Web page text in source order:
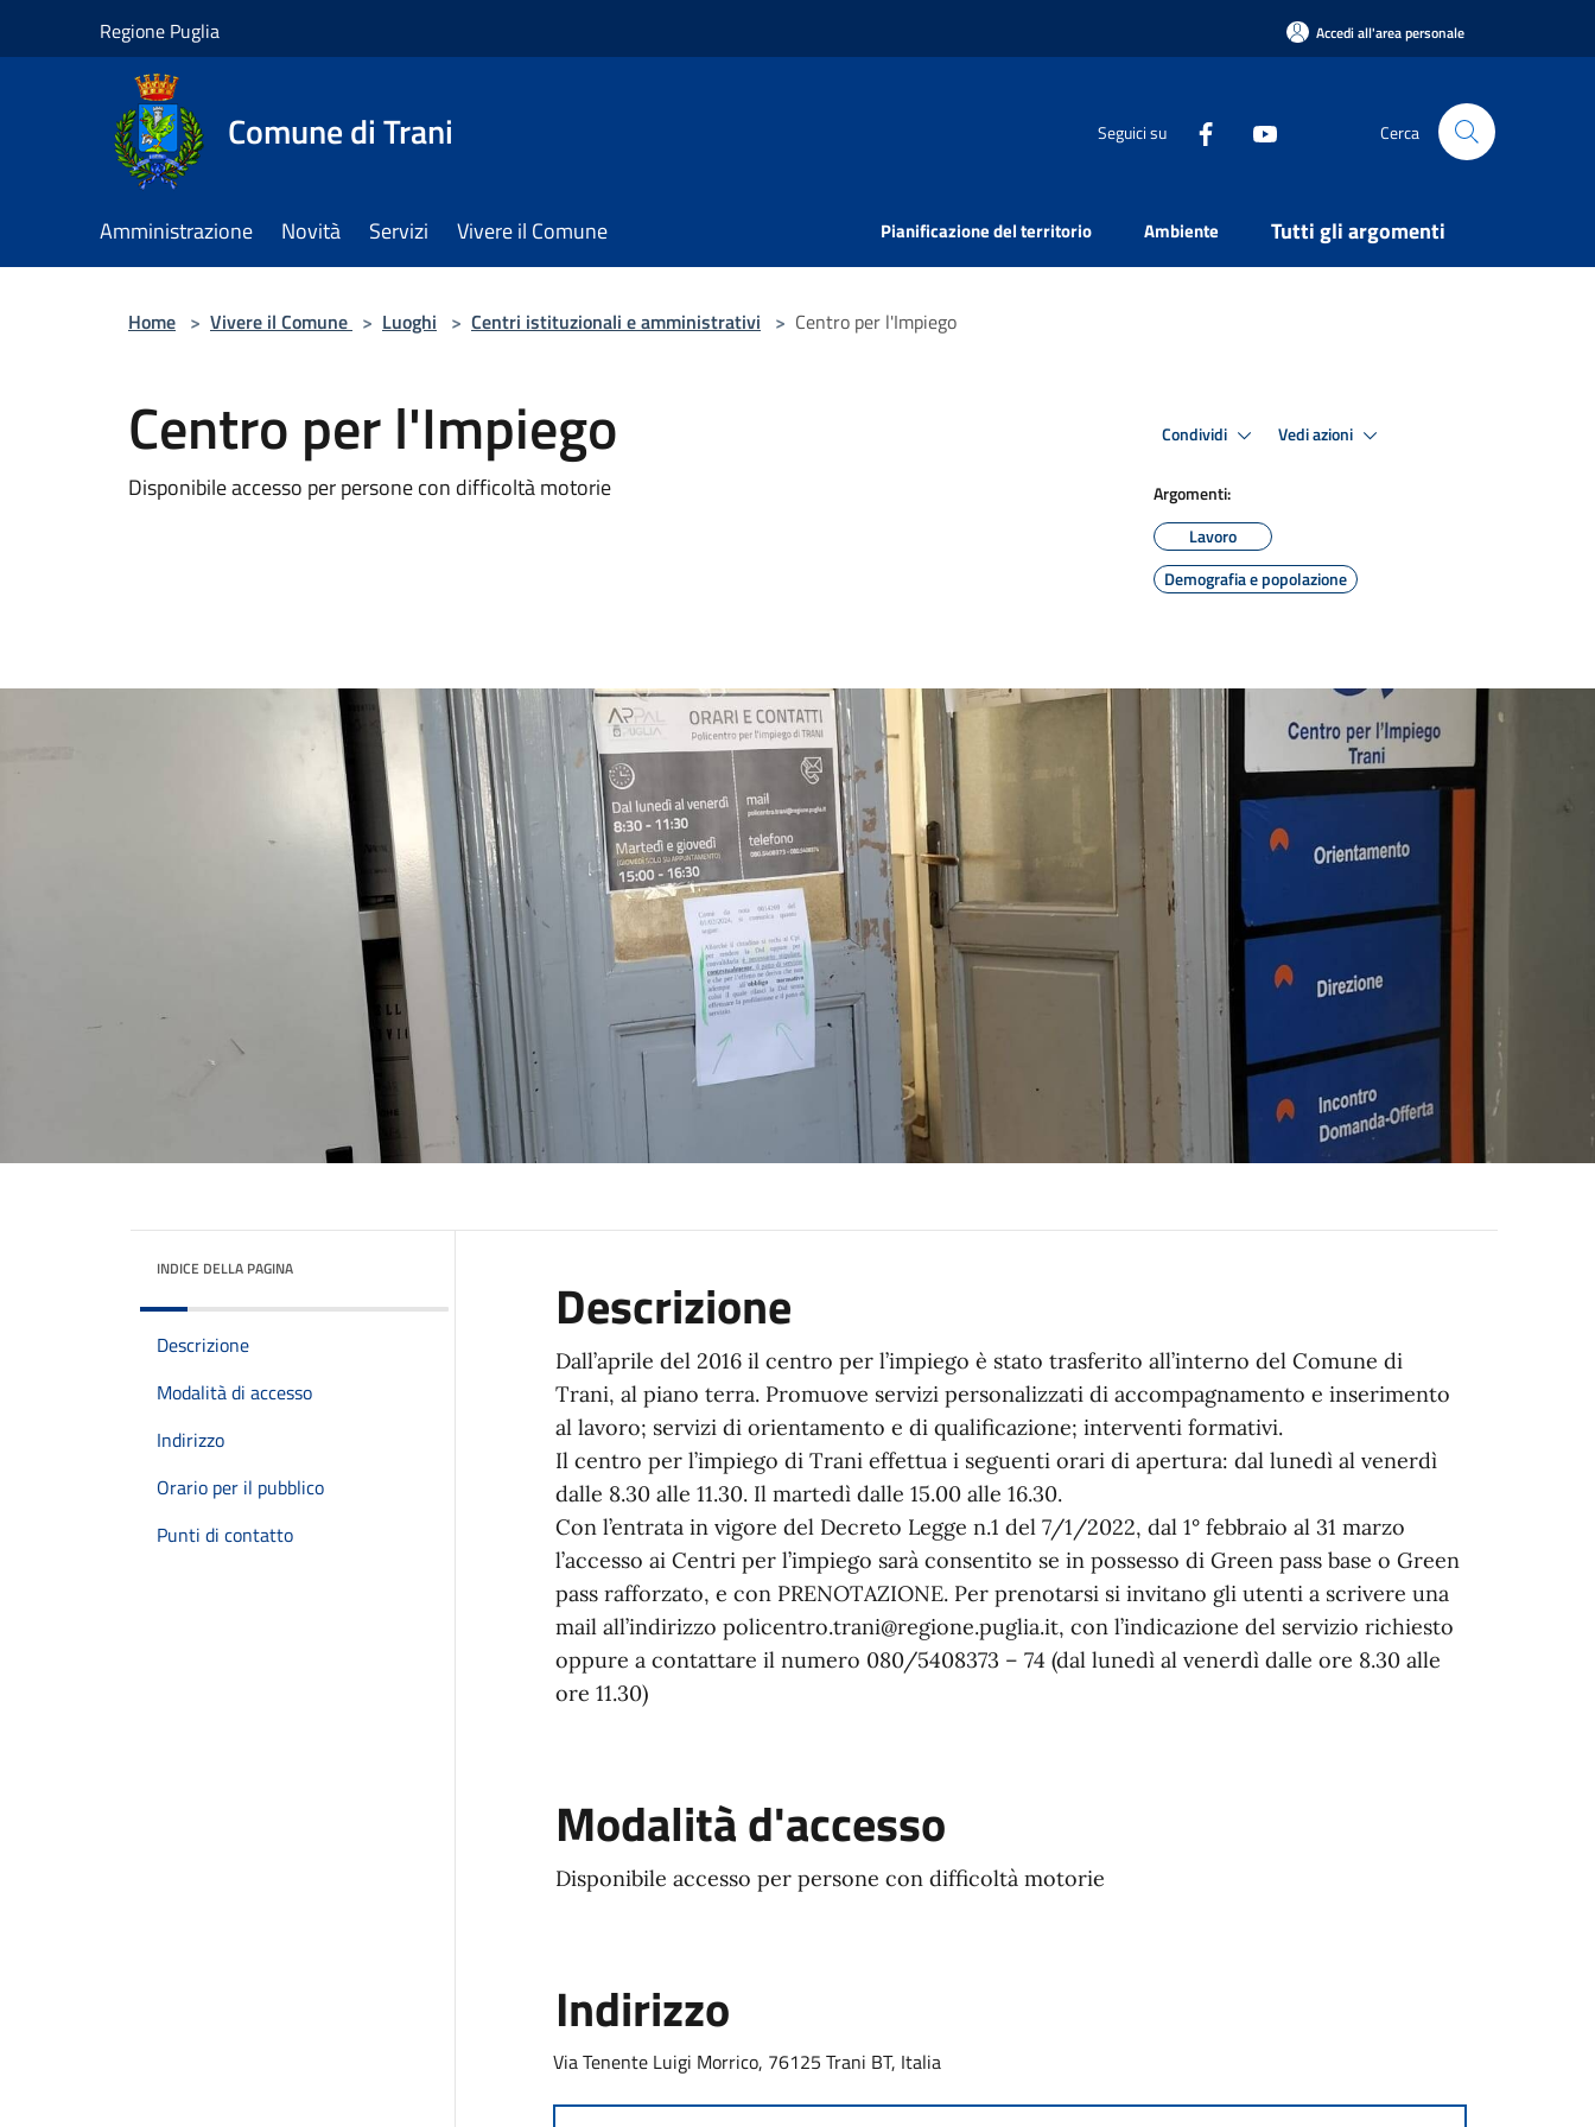
Regione Puglia Accedi all'area personale
Comune di Trani Seguici su Cerca
Amministrazione Novità Servizi Vivere il Comune Pianificazione del territorio Ambiente Tutti gli argomenti
Home > Vivere il Comune > Luoghi > Centri istituzionali e amministrativi > Centro per l'Impiego
Centro per l'Impiego
Disponibile accesso per persone con difficoltà motorie
Condividi Vedi azioni
Argomenti:
Lavoro
Demografia e popolazione
INDICE DELLA PAGINA
Descrizione
Modalità di accesso
Indirizzo
Orario per il pubblico
Punti di contatto
Descrizione
Dall’aprile del 2016 il centro per l’impiego è stato trasferito all’interno del Comune di
Trani, al piano terra. Promuove servizi personalizzati di accompagnamento e inserimento
al lavoro; servizi di orientamento e di qualificazione; interventi formativi.
Il centro per l’impiego di Trani effettua i seguenti orari di apertura: dal lunedì al venerdì
dalle 8.30 alle 11.30. Il martedì dalle 15.00 alle 16.30.
Con l’entrata in vigore del Decreto Legge n.1 del 7/1/2022, dal 1° febbraio al 31 marzo
l’accesso ai Centri per l’impiego sarà consentito se in possesso di Green pass base o Green
pass rafforzato, e con PRENOTAZIONE. Per prenotarsi si invitano gli utenti a scrivere una
mail all’indirizzo policentro.trani@regione.puglia.it, con l’indicazione del servizio richiesto
oppure a contattare il numero 080/5408373 – 74 (dal lunedì al venerdì dalle ore 8.30 alle
ore 11.30)
Modalità d'accesso
Disponibile accesso per persone con difficoltà motorie
Indirizzo
Via Tenente Luigi Morrico, 76125 Trani BT, Italia